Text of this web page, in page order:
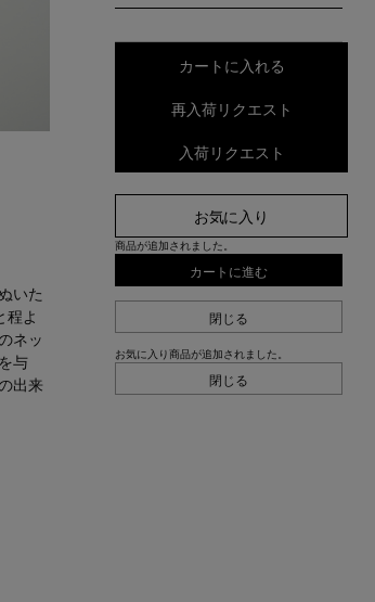
カートに入れる
再入荷リクエスト
入荷リクエスト
お気に入り
商品が追加されました。
カートに進む
閉じる
お気に入り商品が追加されました。
閉じる
いた
程よ
ネッ
与
出来